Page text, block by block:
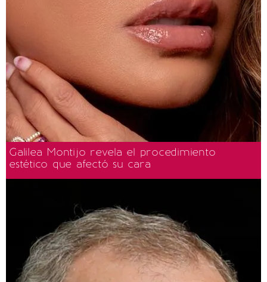
Galilea Montijo revela el procedimiento
estético que afectó su cara